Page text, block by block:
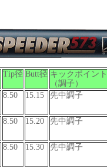
Tip径 Butt径 キックポイント
（調子）
8.50 15.15 先中調子
8.50 15.20 先中調子
8.50 15.30 先中調子